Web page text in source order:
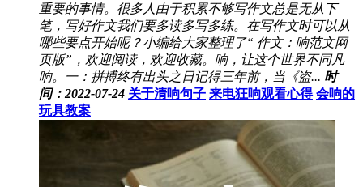
重要的事情。很多人由于积累不够写作文总是无从下
笔，写好作文我们要多读多写多练。在写作文时可以从
哪些要点开始呢？小编给大家整理了“ 作文：响范文网
页版”，欢迎阅读，欢迎收藏。响，让这个世界不同凡
响。一：拼搏终有出头之日记得三年前，当《盗... 时
间：2022-07-24 关于清响句子 来电狂响观看心得 会响的
玩具教案